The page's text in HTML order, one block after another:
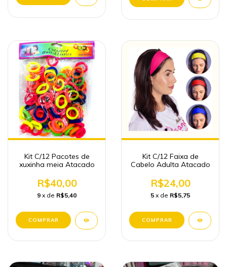
Kit C/12 Pacotes de
xuxinha meia Atacado
R$40,00
9 x de R$5,40
Kit C/12 Faixa de
Cabelo Adulta Atacado
R$24,00
5 x de R$5,75